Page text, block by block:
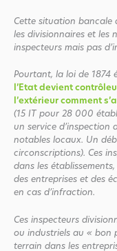
Cette situation bancale
les divisionnaires et les
inspecteurs mais pas
Pourtant, la loi de 1874
l’Etat devient
l’extérieur comment
(15 IT pour 28 000
un service d’inspection
notables locaux. Un
circonscriptions). Ces
dans les
des entreprises et des
en cas d’infraction.
Ces inspecteurs
ou industriels au « bon
terrain dans les